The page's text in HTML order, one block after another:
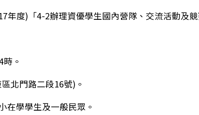
度)「4-2辦理資優學生國內營隊、交流活動及競
。
北門路二段16號)。
在學學生及一般民眾。